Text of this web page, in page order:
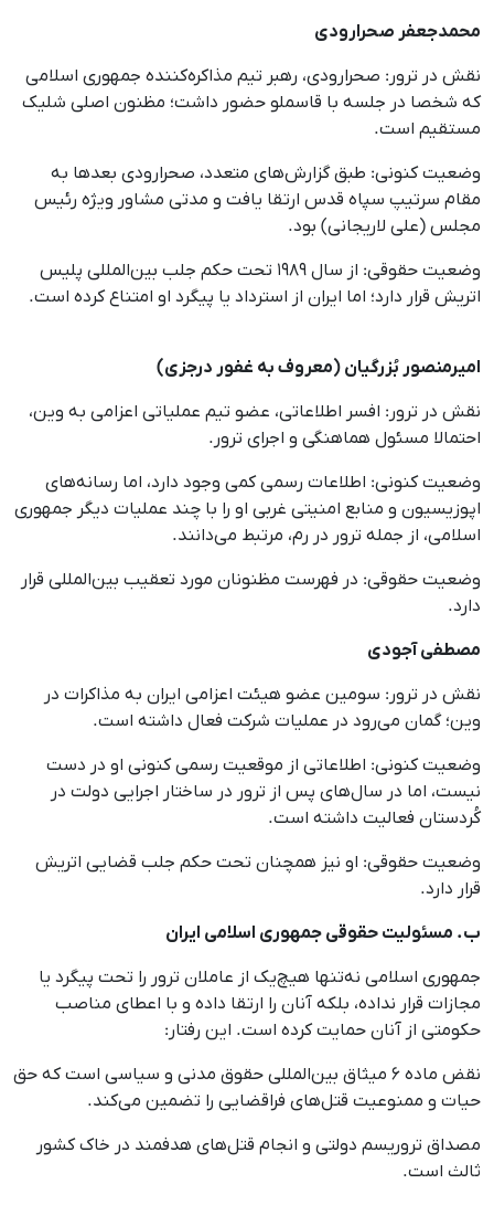
محمدجعفر صحرارودی
نقش در ترور: صحرارودی، رهبر تیم مذاکره‌کننده جمهوری اسلامی
که شخصا در جلسه با قاسملو حضور داشت؛ مظنون اصلی شلیک
مستقیم است.
وضعیت کنونی: طبق گزارش‌های متعدد، صحرارودی بعدها به
مقام سرتیپ سپاه قدس ارتقا یافت و مدتی مشاور ویژه رئیس
مجلس (علی لاریجانی) بود.
وضعیت حقوقی: از سال ۱۹۸۹ تحت حکم جلب بین‌المللی پلیس
اتریش قرار دارد؛ اما ایران از استرداد یا پیگرد او امتناع کرده است.
امیرمنصور بُزرگیان (معروف به غفور درجزی)
نقش در ترور: افسر اطلاعاتی، عضو تیم عملیاتی اعزامی به وین،
احتمالا مسئول هماهنگی و اجرای ترور.
وضعیت کنونی: اطلاعات رسمی کمی وجود دارد، اما رسانه‌های
اپوزیسیون و منابع امنیتی غربی او را با چند عملیات دیگر جمهوری
اسلامی، از جمله ترور در رم، مرتبط می‌دانند.
وضعیت حقوقی: در فهرست مظنونان مورد تعقیب بین‌المللی قرار
دارد.
مصطفی آجودی
نقش در ترور: سومین عضو هیئت اعزامی ایران به مذاکرات در
وین؛ گمان می‌رود در عملیات شرکت فعال داشته است.
وضعیت کنونی: اطلاعاتی از موقعیت رسمی کنونی او در دست
نیست، اما در سال‌های پس از ترور در ساختار اجرایی دولت در
کُردستان فعالیت داشته است.
وضعیت حقوقی: او نیز همچنان تحت حکم جلب قضایی اتریش
قرار دارد.
ب. مسئولیت حقوقی جمهوری اسلامی ایران
جمهوری اسلامی نه‌تنها هیچ‌یک از عاملان ترور را تحت پیگرد یا
مجازات قرار نداده، بلکه آنان را ارتقا داده و با اعطای مناصب
حکومتی از آنان حمایت کرده است. این رفتار:
نقض ماده ۶ میثاق بین‌المللی حقوق مدنی و سیاسی است که حق
حیات و ممنوعیت قتل‌های فراقضایی را تضمین می‌کند.
مصداق تروریسم دولتی و انجام قتل‌های هدفمند در خاک کشور
ثالث است.